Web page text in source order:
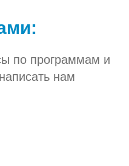
по программам и
нам